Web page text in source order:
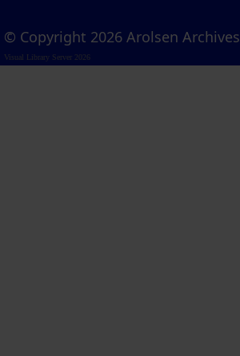
© Copyright 2026 Arolsen Archives
Visual Library Server 2026